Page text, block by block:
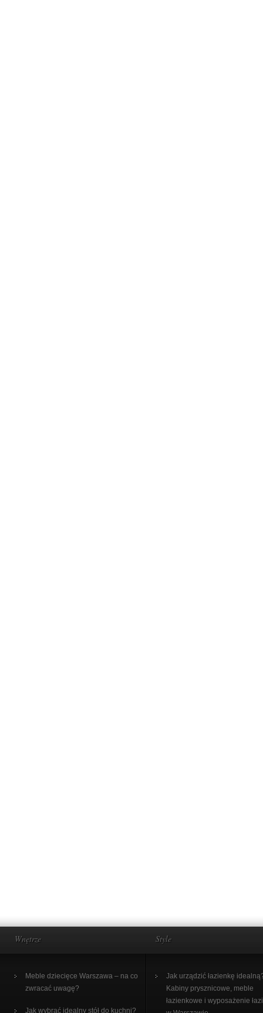
Wnętrze
Meble dziecięce Warszawa – na co
zwracać uwagę?
Jak wybrać idealny stół do kuchni?
Style
Jak urządzić łazienkę
Kabiny prysznicowe, meble
łazienkowe i wyposażenie